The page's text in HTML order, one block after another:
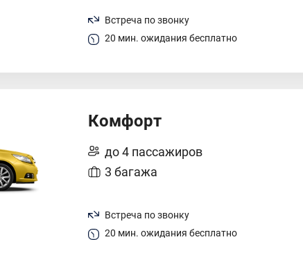
Встреча по звонку
20 мин. ожидания бесплатно
Комфорт
до 4 пассажиров
3 багажа
Встреча по звонку
20 мин. ожидания бесплатно